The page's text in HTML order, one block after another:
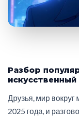
Разбор
Друзья, мир
2025 года, и